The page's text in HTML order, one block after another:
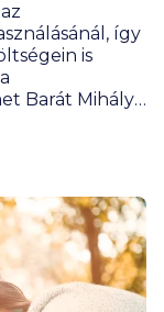
így
is
Barát Mihály,